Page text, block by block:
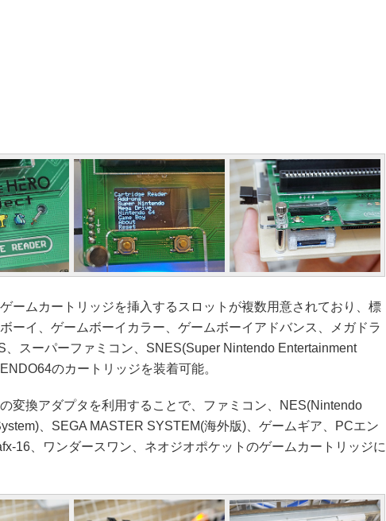
ームカートリッジを挿入するスロットが複数用意されており、標
ーイ、ゲームボーイカラー、ゲームボーイアドバンス、メガドラ
、スーパーファミコン、SNES(Super Nintendo Entertainment
のカートリッジを装着可能。
変換アダプタを利用することで、ファミコン、NES(Nintendo
、SEGA MASTER SYSTEM(海外版)、ゲームギア、PCエン
16、ワンダースワン、ネオジオポケットのゲームカートリッジに